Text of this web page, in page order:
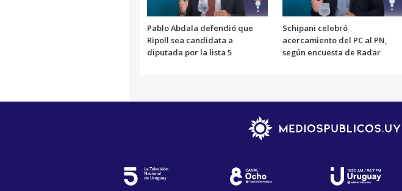
Pablo Abdala defendió que
Ripoll sea candidata a
diputada por la lista 5
Schipani celebró
acercamiento del PC al PN,
según encuesta de Radar